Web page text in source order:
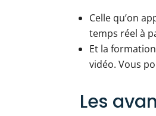
Celle qu’on
temps réel à
Et la
vidéo. Vous
Les